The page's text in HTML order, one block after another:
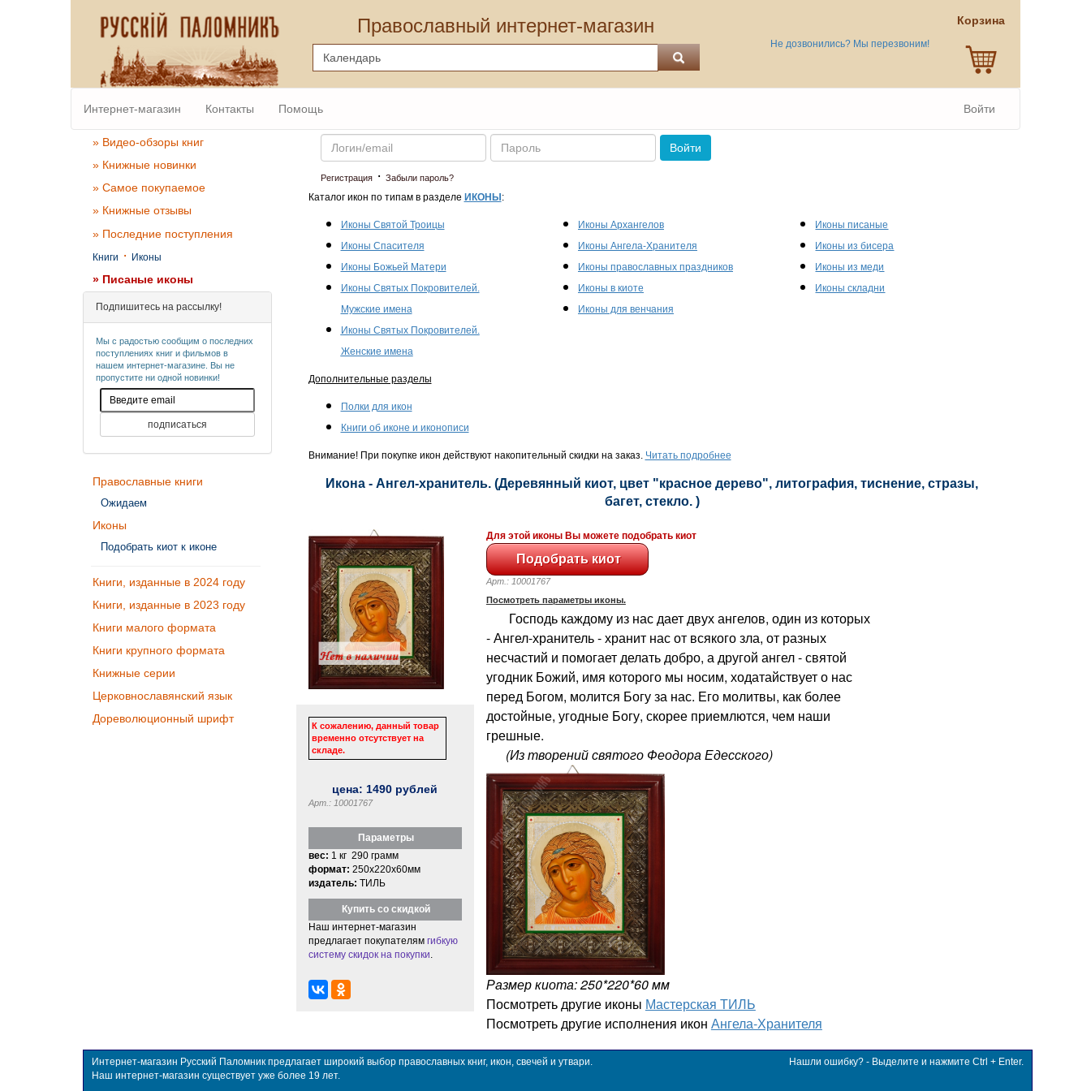
Православный интернет-магазин
Не дозвонились? Мы перезвоним!
Корзина
Интернет-магазин Контакты Помощь Войти
» Видео-обзоры книг
» Книжные новинки
» Самое покупаемое
» Книжные отзывы
» Последние поступления
Книги · Иконы
» Писаные иконы
Подпишитесь на рассылку!
Мы с радостью сообщим о последних
поступлениях книг и фильмов в
нашем интернет-магазине. Вы не
пропустите ни одной новинки!
Православные книги
Ожидаем
Иконы
Подобрать киот к иконе
Книги, изданные в 2024 году
Книги, изданные в 2023 году
Книги малого формата
Книги крупного формата
Книжные серии
Церковнославянский язык
Дореволюционный шрифт
Email Пароль
Войти
Регистрация· Забыли пароль?
Каталог икон по типам в разделе ИКОНЫ :
Иконы Святой Троицы
Иконы Спасителя
Иконы Божьей Матери
Иконы Святых Покровителей.
Мужские имена
Иконы Святых Покровителей.
Женские имена
Иконы Архангелов
Иконы Ангела-Хранителя
Иконы православных праздников
Иконы в киоте
Иконы для венчания
Иконы писаные
Иконы из бисера
Иконы из меди
Иконы складни
Дополнительные разделы
Полки для икон
Книги об иконе и иконописи
Внимание! При покупке икон действуют накопительный скидки на заказ. Читать подробнее
Икона - Ангел-хранитель. (Деревянный киот, цвет "красное дерево", литография, тиснение, стразы,
багет, стекло. )
К сожалению, данный товар
временно отсутствует на
складе.
цена: 1490 рублей
Арт.: 10001767
Параметры
вес: 1 кг 290 грамм
формат: 250x220x60мм
издатель: ТИЛЬ
Купить со скидкой
Наш интернет-магазин
предлагает покупателям гибкую
систему скидок на покупки
Для этой иконы Вы можете подобрать киот
Арт.: 10001767
Посмотреть параметры иконы.
Господь каждому из нас дает двух ангелов, один из которых
- Ангел-хранитель - хранит нас от всякого зла, от разных
несчастий и помогает делать добро, а другой ангел - святой
угодник Божий, имя которого мы носим, ходатайствует о нас
перед Богом, молится Богу за нас. Его молитвы, как более
достойные, угодные Богу, скорее приемлются, чем наши
грешные.
(Из творений святого Феодора Едесского)
Размер киота: 250*220*60 мм
Посмотреть другие иконы Мастерская ТИЛЬ
Посмотреть другие исполнения икон Ангела-Хранителя
Интернет-магазин Русский Паломник предлагает широкий выбор православных книг, икон, свечей и утвари.
Наш интернет-магазин существует уже более 19 лет.
Нашли ошибку? - Выделите и нажмите Ctrl + Enter.